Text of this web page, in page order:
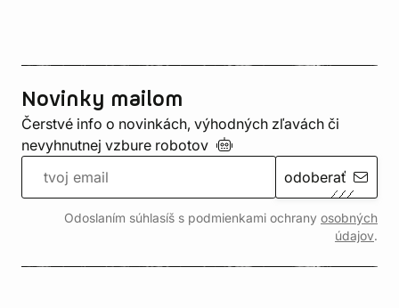
Novinky mailom
Čerstvé info o novinkách, výhodných zľavách či
nevyhnutnej vzbure robotov
odoberať
Odoslaním súhlasíš s podmienkami ochrany osobných
údajov.